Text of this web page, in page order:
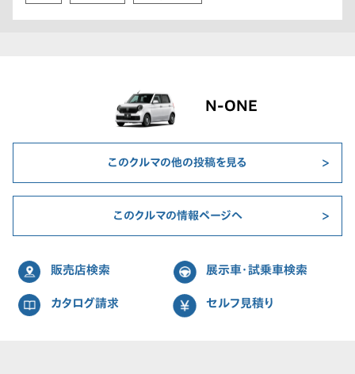
N-ONE
このクルマの他の投稿を見る
このクルマの情報ページへ
販売店検索 展示車・試乗車検索
カタログ請求 セルフ見積り